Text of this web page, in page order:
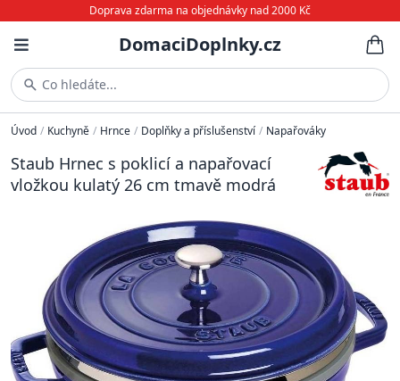
Doprava zdarma na objednávky nad 2000 Kč
DomaciDoplnky.cz
Co hledáte...
Úvod / Kuchyně / Hrnce / Doplňky a příslušenství / Napařováky
Staub Hrnec s poklicí a napařovací
vložkou kulatý 26 cm tmavě modrá